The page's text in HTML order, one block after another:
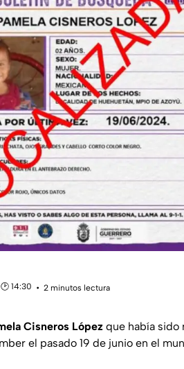
14:30
2 minutos lectura
Cisneros López que había sido
el pasado 19 de junio en el